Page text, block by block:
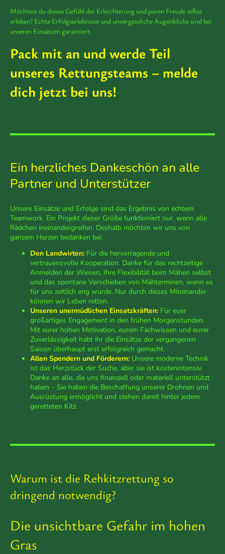
Möchtest du dieses Gefühl der Erleichterung und puren Freude selbst
erleben? Echte Erfolgserlebnisse und unvergessliche Augenblicke sind bei
unseren Einsätzen garantiert.
Pack mit an und werde Teil
unseres Rettungsteams – melde
dich jetzt bei uns!
Ein herzliches Dankeschön an alle
Partner und Unterstützer
Unsere Einsätze und Erfolge sind das Ergebnis von echtem
Teamwork. Ein Projekt dieser Größe funktioniert nur, wenn alle
Rädchen ineinandergreifen. Deshalb möchten wir uns von
ganzem Herzen bedanken bei:
Den Landwirten: Für die hervorragende und
vertrauensvolle Kooperation. Danke für das rechtzeitige
Anmelden der Wiesen, Ihre Flexibilität beim Mähen selbst
und das spontane Verschieben von Mähterminen, wenn es
für uns zeitlich eng wurde. Nur durch dieses Miteinander
können wir Leben retten.
Unseren unermüdlichen Einsatzkräften: Für euer
großartiges Engagement in den frühen Morgenstunden.
Mit eurer hohen Motivation, eurem Fachwissen und eurer
Zuverlässigkeit habt ihr die Einsätze der vergangenen
Saison überhaupt erst erfolgreich gemacht.
Allen Spendern und Förderern: Unsere moderne Technik
ist das Herzstück der Suche, aber sie ist kostenintensiv.
Danke an alle, die uns finanziell oder materiell unterstützt
haben – Sie haben die Beschaffung unserer Drohnen und
Ausrüstung ermöglicht und stehen damit hinter jedem
geretteten Kitz.
Warum ist die Rehkitzrettung so
dringend notwendig?
Die unsichtbare Gefahr im hohen
Gras